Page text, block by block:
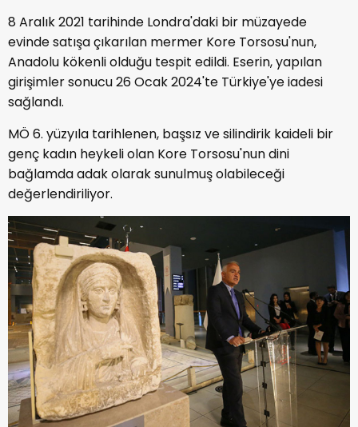
8 Aralık 2021 tarihinde Londra'daki bir müzayede
evinde satışa çıkarılan mermer Kore Torsosu'nun,
Anadolu kökenli olduğu tespit edildi. Eserin, yapılan
girişimler sonucu 26 Ocak 2024'te Türkiye'ye iadesi
sağlandı.
MÖ 6. yüzyıla tarihlenen, başsız ve silindirik kaideli bir
genç kadın heykeli olan Kore Torsosu'nun dini
bağlamda adak olarak sunulmuş olabileceği
değerlendiriliyor.